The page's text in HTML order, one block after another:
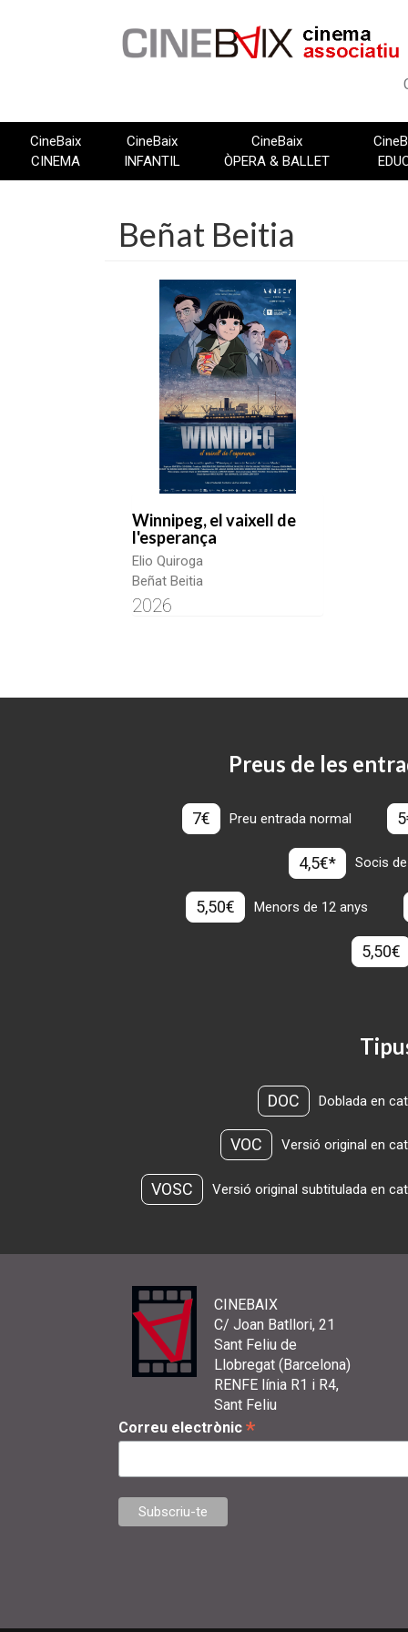
CineBaix
CINEMA
CineBaix
INFANTIL
CineBaix
ÒPERA & BALLET
Beñat Beitia
Winnipeg, el vaixell de
l'esperança
Elio Quiroga
Beñat Beitia
2026
Preus de les
7€ Preu entrada normal
4,5€* Socis
5,50€ Menors de 12 anys
5,50€
DOC Doblada en
VOC Versió original en
VOSC Versió original subtitulada en
CINEBAIX
C/ Joan Batllori, 21
Sant Feliu de
Llobregat (Barcelona)
RENFE línia R1 i R4,
Sant Feliu
Correu electrònic *